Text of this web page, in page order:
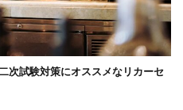
次試験対策にオススメなリカーセ